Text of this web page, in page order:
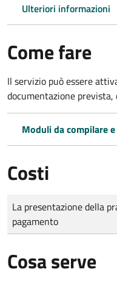
Ulteriori informazioni
Come fare
Il servizio può essere
documentazione
Moduli da compilare
Costi
Tipo di pagamento
Importo
La presentazione della
pagamento
Cosa serve